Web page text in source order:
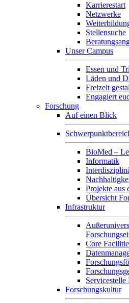
Karrierestart
Netzwerke
Stellensuche
Unser Campus
Essen und
Läden und
Freizeit
Engagiert
Forschung
Auf einen Blick
BioMed –
Informatik
Projekte aus
Übersicht
Infrastruktur
Core
Forschungskultur